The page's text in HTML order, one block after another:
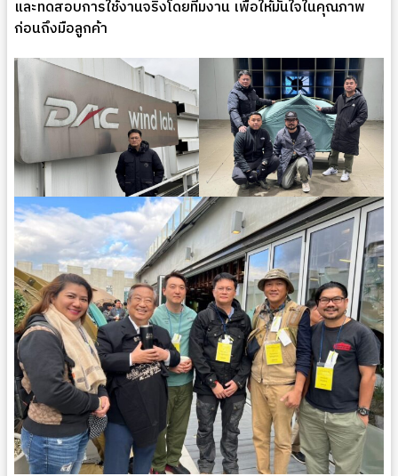
และทดสอบการใช้งานจริงโดยทีมงาน เพื่อให้มั่นใจในคุณภาพ
ก่อนถึงมือลูกค้า